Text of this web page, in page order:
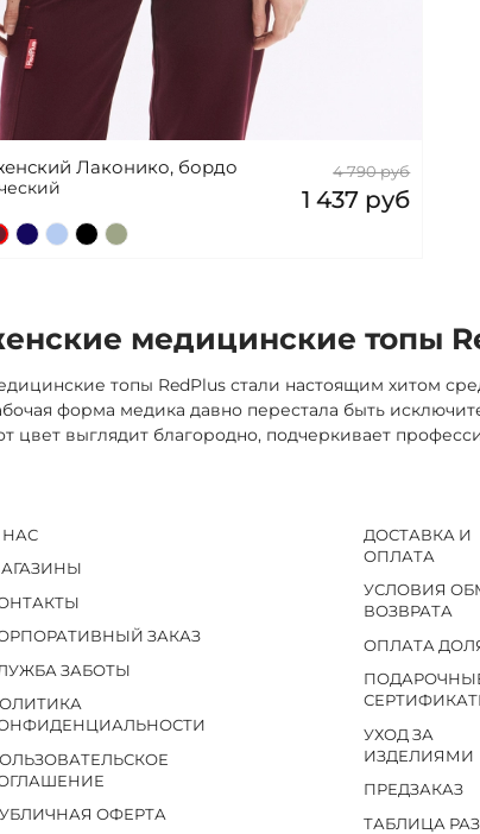
Лаконико, бордо 4 790 руб
1 437 руб
медицинские топы
топы RedPlus стали настоящим хитом
форма медика давно перестала быть
цвет выглядит благородно, подчеркивает
НАС
ЗАКАЗ
ЗАБОТЫ
ОФЕРТА
ДОСТАВКА И
ОПЛАТА
УСЛОВИЯ
ВОЗВРАТА
ОПЛАТА
УХОД ЗА
ИЗДЕЛИЯМИ
ПРЕДЗАКАЗ
ТАБЛИЦА